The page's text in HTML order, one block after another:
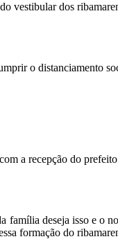
vestibular dos
o distanciamento
a recepção do
deseja isso e
formação do